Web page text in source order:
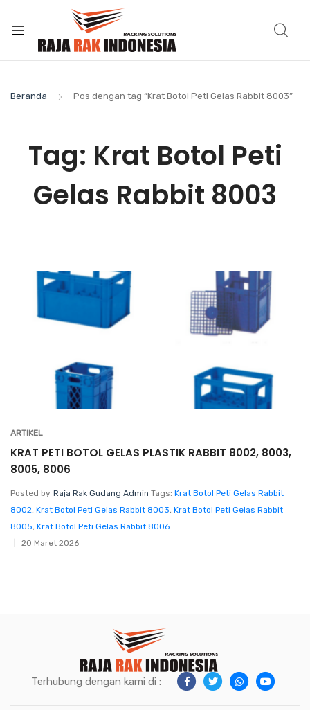
Beranda Pos dengan tag “Krat Botol Peti Gelas Rabbit 8003”
Tag: Krat Botol Peti
Gelas Rabbit 8003
ARTIKEL
KRAT PETI BOTOL GELAS PLASTIK RABBIT 8002, 8003,
8005, 8006
Posted by Raja Rak Gudang Admin Tags: Krat Botol Peti Gelas Rabbit
8002, Krat Botol Peti Gelas Rabbit 8003, Krat Botol Peti Gelas Rabbit
8005, Krat Botol Peti Gelas Rabbit 8006
20 Maret 2026
Terhubung dengan kami di :